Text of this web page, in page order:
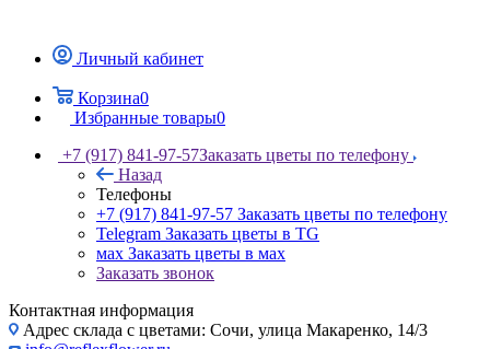
Личный кабинет
Корзина0
Избранные товары0
+7 (917) 841-97-57Заказать цветы по телефону
Назад
Телефоны
+7 (917) 841-97-57 Заказать цветы по телефону
Telegram Заказать цветы в TG
мах Заказать цветы в мах
Заказать звонок
Контактная информация
Адрес склада с цветами: Сочи, улица Макаренко, 14/3